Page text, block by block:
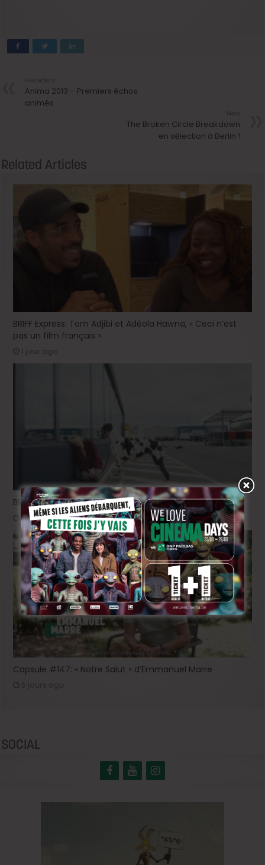
Anima 2013 – Premiers échos
animés
The Broken Circle Breakdown
en sélection à Berlin !
Related Articles
BRIFF Express: Tom Adjibi et Adéola Hawna, « Ceci n’est
pas un film français ».
1 jour ago
BRIFF 2026: la Compétition belge!
3 jours ago
Capsule #147: « Notre Salut » d’Emmanuel Marre
SOCIAL